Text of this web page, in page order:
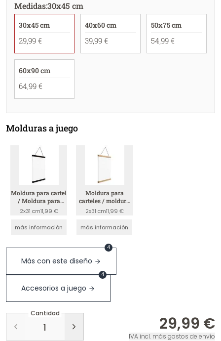
Medidas:30x45 cm
30x45 cm
29,99 €
40x60 cm
39,99 €
50x75 cm
54,99 €
60x90 cm
64,99 €
Molduras a juego
Moldura para cartel
/ Moldura para
cuadro - Negro
2x31 cm11,99 €
más información
Moldura para
carteles / moldura
para cuadros -
madera
2x31 cm11,99 €
más información
Más con este diseño
4
Accesorios a juego
4
Cantidad
29,99 €
IVA incl. más gastos de envío